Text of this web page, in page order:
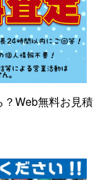
Web無料お見積